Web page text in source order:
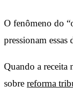
O fenômeno do
pressionam essas
Quando a receita
sobre reforma